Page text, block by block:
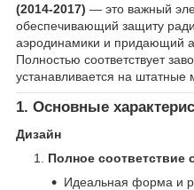
(2014-2017) — это важный
обеспечивающий защиту
аэродинамики и придающий
Полностью соответствует
устанавливается на штатные
1. Основные
Дизайн
Полное соответствие
Идеальная форма и